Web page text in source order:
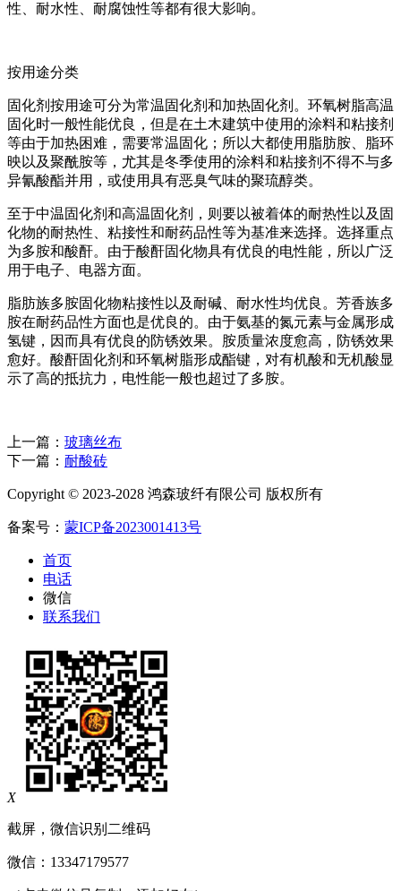
性、耐水性、耐腐蚀性等都有很大影响。
按用途分类
固化剂按用途可分为常温固化剂和加热固化剂。环氧树脂高温
固化时一般性能优良，但是在土木建筑中使用的涂料和粘接剂
等由于加热困难，需要常温固化；所以大都使用脂肪胺、脂环
映以及聚酰胺等，尤其是冬季使用的涂料和粘接剂不得不与多
异氰酸酯并用，或使用具有恶臭气味的聚琉醇类。
至于中温固化剂和高温固化剂，则要以被着体的耐热性以及固
化物的耐热性、粘接性和耐药品性等为基准来选择。选择重点
为多胺和酸酐。由于酸酐固化物具有优良的电性能，所以广泛
用于电子、电器方面。
脂肪族多胺固化物粘接性以及耐碱、耐水性均优良。芳香族多
胺在耐药品性方面也是优良的。由于氨基的氮元素与金属形成
氢键，因而具有优良的防锈效果。胺质量浓度愈高，防锈效果
愈好。酸酐固化剂和环氧树脂形成酯键，对有机酸和无机酸显
示了高的抵抗力，电性能一般也超过了多胺。
上一篇： 玻璃丝布
下一篇： 耐酸砖
Copyright © 2023-2028 鸿森玻纤有限公司 版权所有
备案号： 蒙ICP备2023001413号
首页
电话
微信
联系我们
X
截屏，微信识别二维码
微信： 13347179577